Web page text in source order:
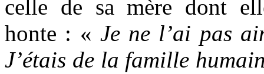
celle de sa mère dont
honte : « Je ne l’ai pas
J’étais de la famille